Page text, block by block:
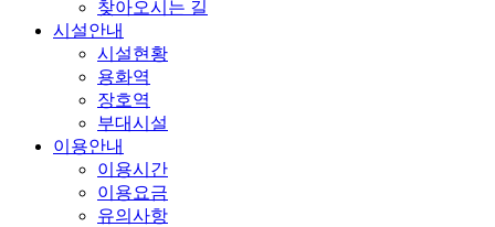
찾아오시는 길
시설안내
시설현황
용화역
장호역
부대시설
이용안내
이용시간
이용요금
유의사항